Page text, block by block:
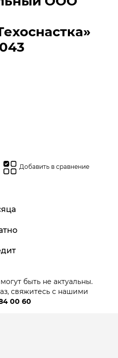
Добавить в сравнение
быть не актуальны.
свяжитесь с нашими
00 60